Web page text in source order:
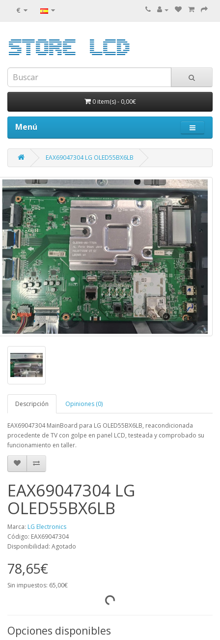
€
0 item(s)- 0,00€
Menú
EAX69047304 LG OLED55BX6LB
Descripción Opiniones (0)
EAX69047304MainBoard para LG OLED55BX6LB, reacondicionada
procedente de TV con golpe en panel LCD, testeada y comprobado su
funcionamiento en taller.
EAX69047304 LG
OLED55BX6LB
Marca: LG Electronics
Código: EAX69047304
Disponibilidad: Agotado
78,65€
Sin impuestos: 65,00€
Opciones disponibles